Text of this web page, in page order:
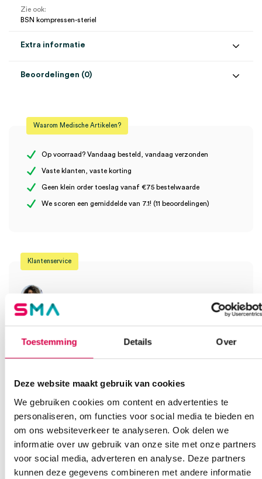
Toestemming Details Over
Deze website maakt gebruik van cookies
We gebruiken cookies om content en advertenties te
personaliseren, om functies voor social media te bieden en
om ons websiteverkeer te analyseren. Ook delen we
informatie over uw gebruik van onze site met onze partners
voor social media, adverteren en analyse. Deze partners
kunnen deze gegevens combineren met andere informatie
Zie ook:
BSN kompressen-steriel
Extra informatie
Steriel steriel
Beoordelingen (0)
Er zijn nog geen beoordelingen.
laags, steriel (50×2)” te beoordelen
Waarom Medische Artikelen?
Op voorraad? Vandaag besteld, vandaag verzonden
Vaste klanten, vaste korting
Geen klein order toeslag vanaf €75 bestelwaarde
We scoren een gemiddelde van 7.1! (11 beoordelingen)
Klantenservice
Heb je een vraag?
Anca helpt je!
Onze klantenservice is bereikbaar van maandag t/m vrijdag van
Bel Anca E-mail Anca Contactformulier